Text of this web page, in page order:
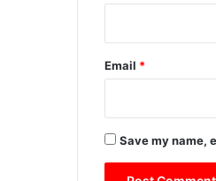
Email *
Save my name,